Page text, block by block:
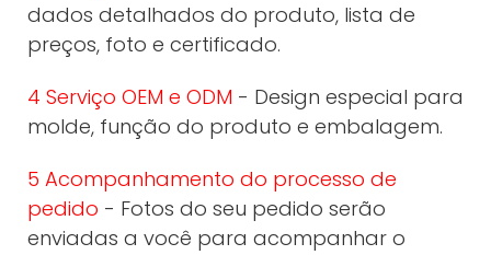
dados detalhados do produto, lista de
preços, foto e certificado.
4 Serviço OEM e ODM - Design especial para
molde, função do produto e embalagem.
5 Acompanhamento do processo de
pedido - Fotos do seu pedido serão
enviadas a você para acompanhar o